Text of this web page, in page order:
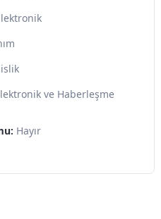
ve Haberleşme
Hayır